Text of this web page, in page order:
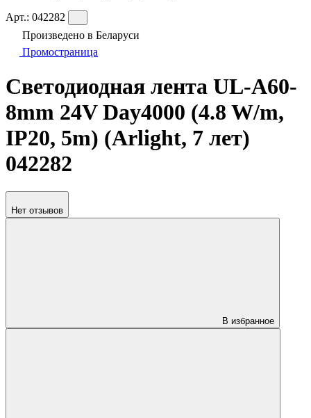
Арт.: 042282
Произведено в Беларуси
Промостраница
Светодиодная лента UL-A60-
8mm 24V Day4000 (4.8 W/m,
IP20, 5m) (Arlight, 7 лет)
042282
Нет отзывов
В избранное